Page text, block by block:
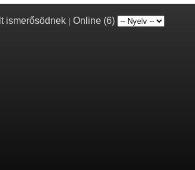
ismerősödnek | Online (6)